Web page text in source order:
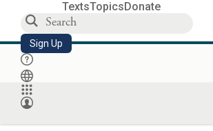
TextsTopicsDonate
Sign Up